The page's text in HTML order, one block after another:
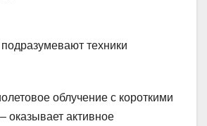
техники
облучение с короткими
оказывает активное